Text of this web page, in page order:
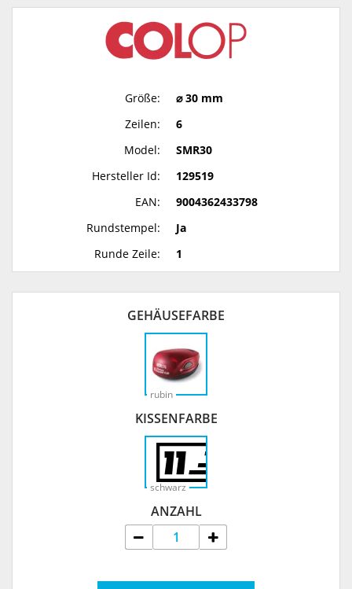
Größe:
⌀ 30 mm
Zeilen:
6
Model:
SMR30
Hersteller Id:
129519
EAN:
9004362433798
Rundstempel:
Ja
Runde Zeile:
1
GEHÄUSEFARBE
rubin
KISSENFARBE
schwarz
ANZAHL